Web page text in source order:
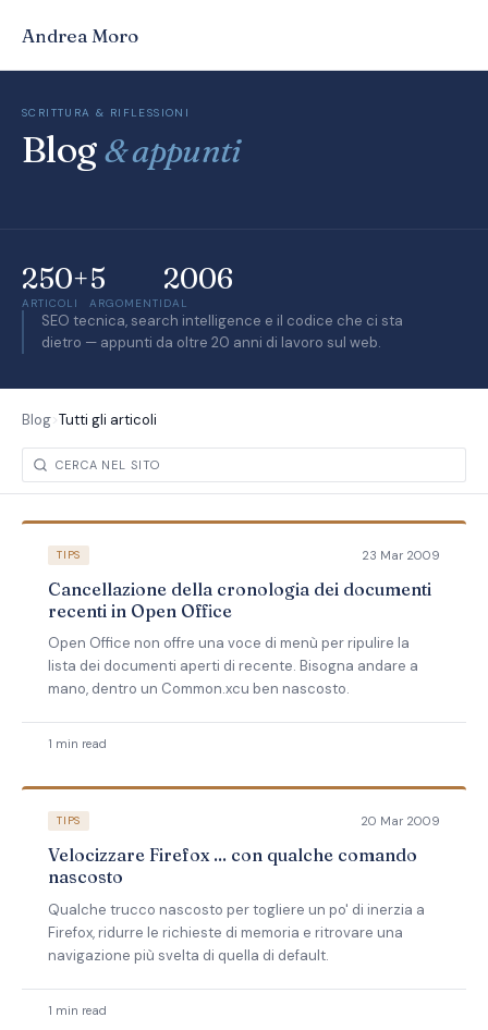
Andrea Moro
SCRITTURA & RIFLESSIONI
Blog& appunti
250+
ARTICOLI
5
ARGOMENTI
2006
DAL
SEO tecnica, search intelligence e il codice che ci sta
dietro — appunti da oltre 20 anni di lavoro sul web.
Blog>Tutti gli articoli
TIPS 23 Mar 2009
Cancellazione della cronologia dei documenti
recenti in Open Office
Open Office non offre una voce di menù per ripulire la
lista dei documenti aperti di recente. Bisogna andare a
mano, dentro un Common.xcu ben nascosto.
1 min read
TIPS 20 Mar 2009
Velocizzare Firefox ... con qualche comando
nascosto
Qualche trucco nascosto per togliere un po' di inerzia a
Firefox, ridurre le richieste di memoria e ritrovare una
navigazione più svelta di quella di default.
1 min read